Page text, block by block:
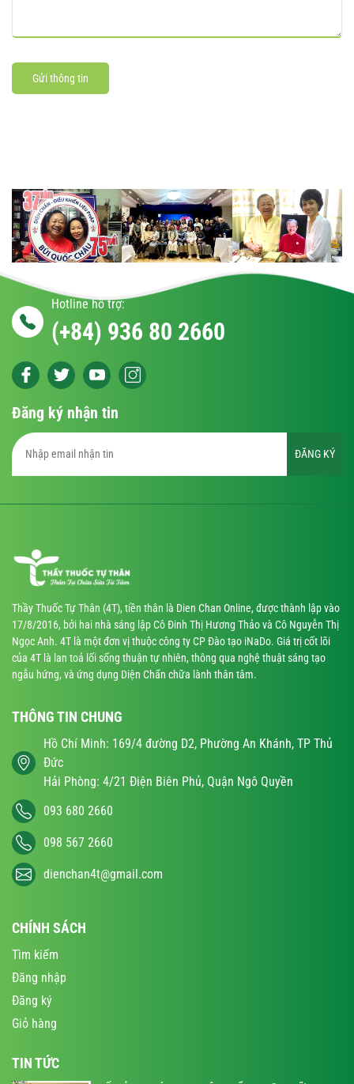
Gửi thông tin
Hotline hỗ trợ:
(+84) 936 80 2660
Đăng ký nhận tin
ĐĂNG KÝ
Thầy Thuốc Tự Thân (4T), tiền thân là Dien Chan Online, được thành lập vào
17/8/2016, bởi hai nhà sáng lập Cô Đinh Thị Hương Thảo và Cô Nguyễn Thị
Ngọc Anh. 4T là một đơn vị thuộc công ty CP Đào tạo iNaDo. Giá trị cốt lõi
của 4T là lan toả lối sống thuận tự nhiên, thông qua nghệ thuật sáng tạo
ngẫu hứng, và ứng dụng Diện Chẩn chữa lành thân tâm.
THÔNG TIN CHUNG
Hồ Chí Minh: 169/4 đường D2, Phường An Khánh, TP Thủ
Đức
Hải Phòng: 4/21 Điện Biên Phủ, Quận Ngô Quyền
093 680 2660
098 567 2660
dienchan4t@gmail.com
CHÍNH SÁCH
Tìm kiếm
Đăng nhập
Đăng ký
Giỏ hàng
TIN TỨC